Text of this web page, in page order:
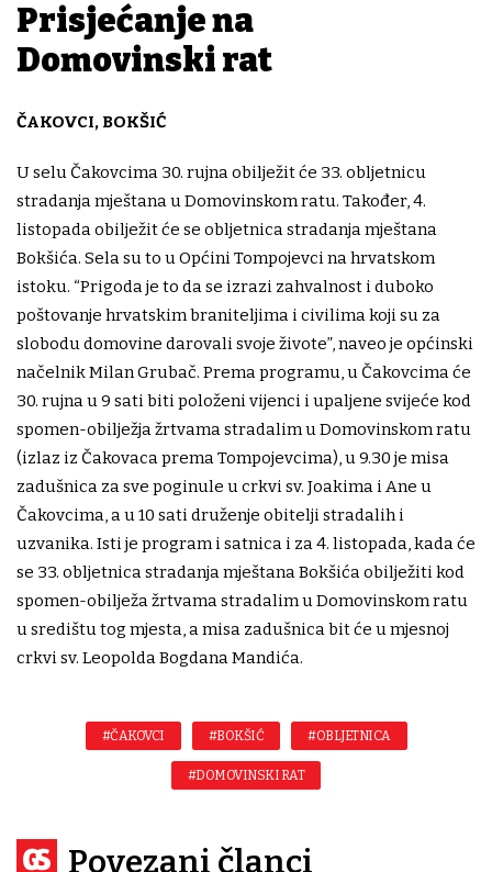
Prisjećanje na
Domovinski rat
ČAKOVCI, BOKŠIĆ
U selu Čakovcima 30. rujna obilježit će 33. obljetnicu
stradanja mještana u Domovinskom ratu. Također, 4.
listopada obilježit će se obljetnica stradanja mještana
Bokšića. Sela su to u Općini Tompojevci na hrvatskom
istoku. “Prigoda je to da se izrazi zahvalnost i duboko
poštovanje hrvatskim braniteljima i civilima koji su za
slobodu domovine darovali svoje živote”, naveo je općinski
načelnik Milan Grubač. Prema programu, u Čakovcima će
30. rujna u 9 sati biti položeni vijenci i upaljene svijeće kod
spomen-obilježja žrtvama stradalim u Domovinskom ratu
(izlaz iz Čakovaca prema Tompojevcima), u 9.30 je misa
zadušnica za sve poginule u crkvi sv. Joakima i Ane u
Čakovcima, a u 10 sati druženje obitelji stradalih i
uzvanika. Isti je program i satnica i za 4. listopada, kada će
se 33. obljetnica stradanja mještana Bokšića obilježiti kod
spomen-obilježa žrtvama stradalim u Domovinskom ratu
u središtu tog mjesta, a misa zadušnica bit će u mjesnoj
crkvi sv. Leopolda Bogdana Mandića.
#ČAKOVCI #BOKŠIĆ #OBLJETNICA
#DOMOVINSKI RAT
Povezani članci